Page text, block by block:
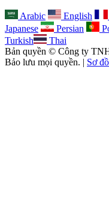
Arabic English
Japanese
Persian
Turkish
Thai
Bản quyền © Công ty
Bảo lưu mọi quyền. | Sơ